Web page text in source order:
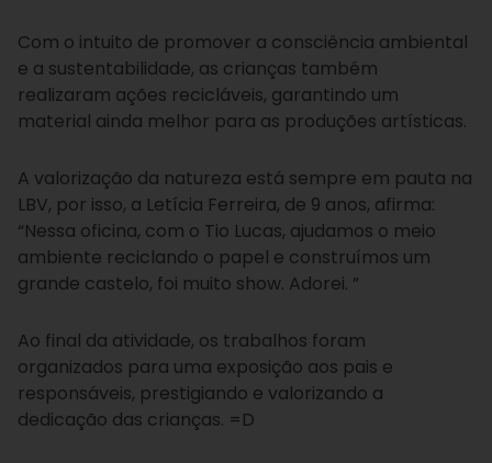
Com o intuito de promover a consciência ambiental
e a sustentabilidade, as crianças também
realizaram ações recicláveis, garantindo um
material ainda melhor para as produções artísticas.
A valorização da natureza está sempre em pauta na
LBV, por isso, a Letícia Ferreira, de 9 anos, afirma:
“Nessa oficina, com o Tio Lucas, ajudamos o meio
ambiente reciclando o papel e construímos um
grande castelo, foi muito show. Adorei. ”
Ao final da atividade, os trabalhos foram
organizados para uma exposição aos pais e
responsáveis, prestigiando e valorizando a
dedicação das crianças. =D